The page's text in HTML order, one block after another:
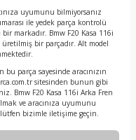
uyumunu bilmiyorsanız
ile yedek parça kontrolü
markadır. Bmw F20 Kasa 116i
bir parçadır. Alt model
bu parça sayesinde aracınızın
sitesinden bunun gibi
Bmw F20 Kasa 116i Arka Fren
ve aracınıza uyumunu
bizimle iletişime geçin.